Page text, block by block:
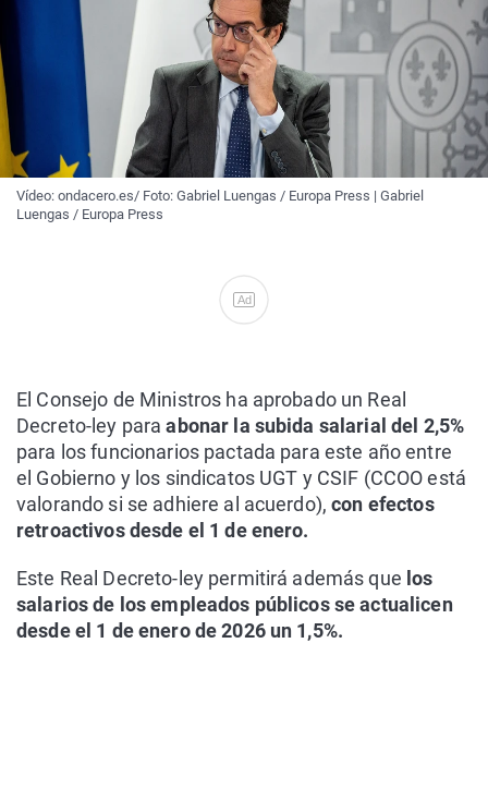
Vídeo: ondacero.es/ Foto: Gabriel Luengas / Europa Press | Gabriel
Luengas / Europa Press
Ad
El Consejo de Ministros ha aprobado un Real
Decreto-ley paraabonar la subida salarial del 2,5%
para los funcionarios pactada para este año entre
el Gobierno y los sindicatos UGT y CSIF (CCOO está
valorando si se adhiere al acuerdo),con efectos
retroactivos desde el 1 de enero.
Este Real Decreto-ley permitirá además que los
salarios de los empleados públicos se actualicen
desde el 1 de enero de 2026 un 1,5%.